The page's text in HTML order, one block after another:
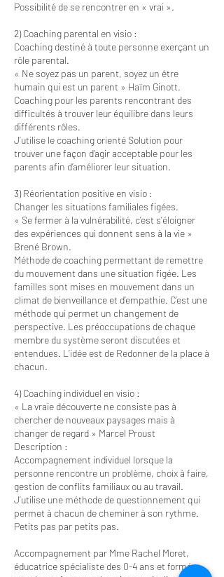
Possibilité de se rencontrer en « vrai ».
2) Coaching parental en visio :
Coaching destiné à toute personne exerçant un
rôle parental.
« Ne soyez pas un parent, soyez un être
humain qui est un parent » Haïm Ginott.
Coaching pour les parents rencontrant des
difficultés à trouver leur équilibre dans leurs
différents rôles.
J’utilise le coaching orienté Solution pour
trouver une façon d’agir acceptable pour les
parents afin d’améliorer leur situation.
3) Réorientation positive en visio :
Changer les situations familiales figées.
« Se fermer à la vulnérabilité, c’est s’éloigner
des expériences qui donnent sens à la vie »
Brené Brown.
Méthode de coaching permettant de remettre
du mouvement dans une situation figée. Les
familles sont mises en mouvement dans un
climat de bienveillance et d’empathie. C’est une
méthode qui permet un changement de
perspective. Les préoccupations de chaque
membre du système seront discutées et
entendues. L’idée est de Redonner de la place à
chacun.
4) Coaching individuel en visio :
« La vraie découverte ne consiste pas à
chercher de nouveaux paysages mais à
changer de regard » Marcel Proust
Description :
Accompagnement individuel lorsque la
personne rencontre un problème, choix à faire,
gestion de conflits familiaux ou au travail.
J’utilise une méthode de questionnement qui
permet à chacun de cheminer à son rythme.
Petits pas par petits pas.
Accompagnement par Mme Rachel Moret,
éducatrice spécialiste des 0-4 ans et formée